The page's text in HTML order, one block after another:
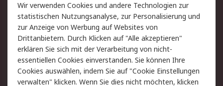
Rücksendungen
Kontakt
Hilfe
Privatkunden
Rechtliches
AGB
Datenschutz
Cookie-Richtlinie
Zahlungsbedingungen
Wir verwenden Cookies und andere Technologien zur
statistischen Nutzungsanalyse, zur Personalisierung und
zur Anzeige von Werbung auf Websites von
Drittanbietern. Durch Klicken auf "Alle akzeptieren"
erklären Sie sich mit der Verarbeitung von nicht-
essentiellen Cookies einverstanden. Sie können Ihre
Cookies auswählen, indem Sie auf "Cookie Einstellungen
verwalten" klicken. Wenn Sie dies nicht möchten, klicken